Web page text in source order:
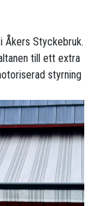
Åkers Styckebruk.
till ett extra
styrning